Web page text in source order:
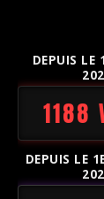
DEPUIS LE
1188
DEPUIS LE